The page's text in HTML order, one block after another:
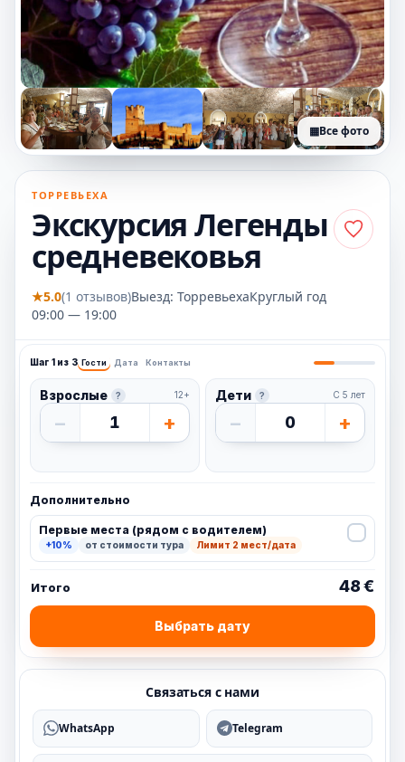
▦Все фото
ТОРРЕВЬЕХА
Экскурсия Легенды
средневековья
★5.0(1 отзывов)Выезд: ТорревьехаКруглый год
09:00 — 19:00
Шаг 1 из 3 Гости Дата Контакты
Взрослые ? 12+
− 1 +
Дети ? С 5 лет
− 0 +
Дополнительно
Первые места (рядом с водителем)
+10% от стоимости тура Лимит 2 мест/дата
Итого 48 €
Выбрать дату
Связаться с нами
WhatsApp Telegram